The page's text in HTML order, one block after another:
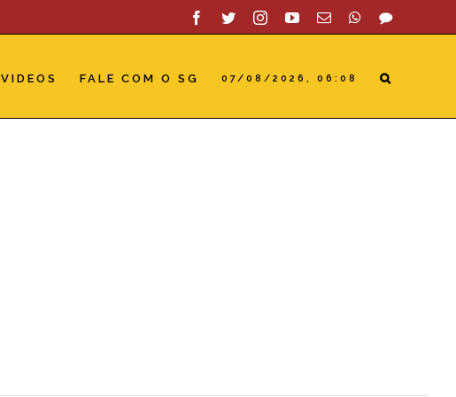
Facebook
TwitterInstagramYouTube
Email WhatsApp
SAC
VIDEOS FALE COM O SG 07/08/2026, 06:08